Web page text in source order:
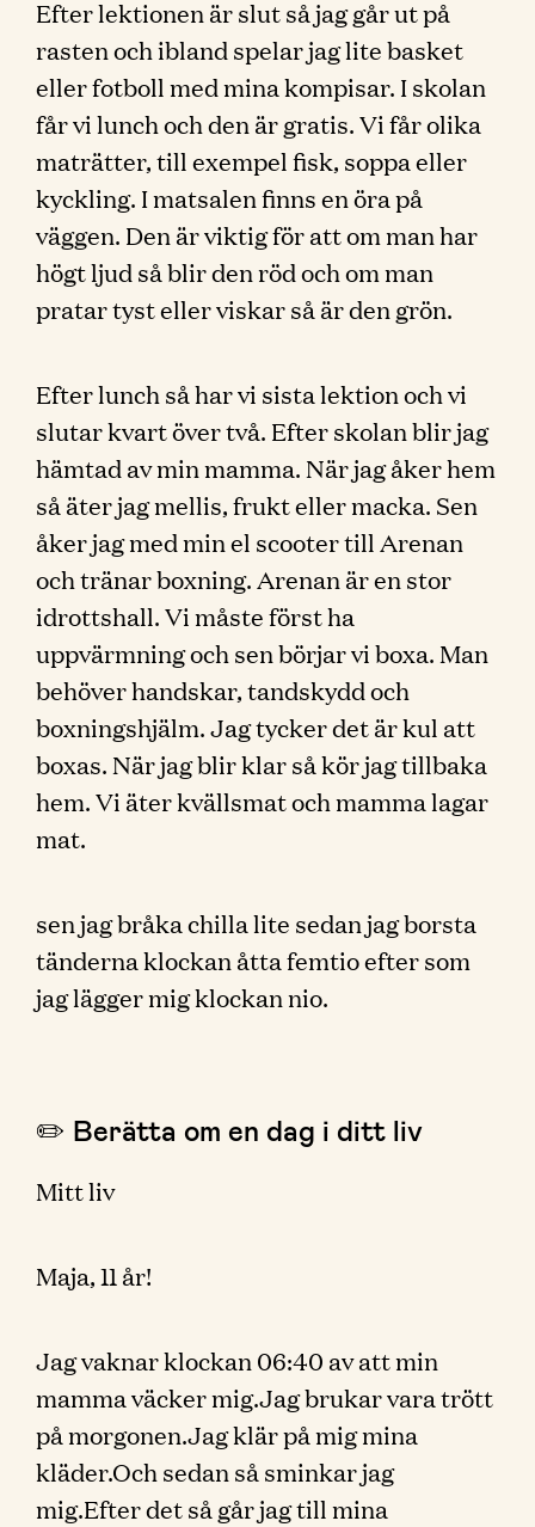
Efter lektionen är slut så jag går ut på
rasten och ibland spelar jag lite basket
eller fotboll med mina kompisar. I skolan
får vi lunch och den är gratis. Vi får olika
maträtter, till exempel fisk, soppa eller
kyckling. I matsalen finns en öra på
väggen. Den är viktig för att om man har
högt ljud så blir den röd och om man
pratar tyst eller viskar så är den grön.
Efter lunch så har vi sista lektion och vi
slutar kvart över två. Efter skolan blir jag
hämtad av min mamma. När jag åker hem
så äter jag mellis, frukt eller macka. Sen
åker jag med min el scooter till Arenan
och tränar boxning. Arenan är en stor
idrottshall. Vi måste först ha
uppvärmning och sen börjar vi boxa. Man
behöver handskar, tandskydd och
boxningshjälm. Jag tycker det är kul att
boxas. När jag blir klar så kör jag tillbaka
hem. Vi äter kvällsmat och mamma lagar
mat.
sen jag bråka chilla lite sedan jag borsta
tänderna klockan åtta femtio efter som
jag lägger mig klockan nio.
✏️ Berätta om en dag i ditt liv
Mitt liv
Maja, 11 år!
Jag vaknar klockan 06:40 av att min
mamma väcker mig.Jag brukar vara trött
på morgonen.Jag klär på mig mina
kläder.Och sedan så sminkar jag
mig.Efter det så går jag till mina